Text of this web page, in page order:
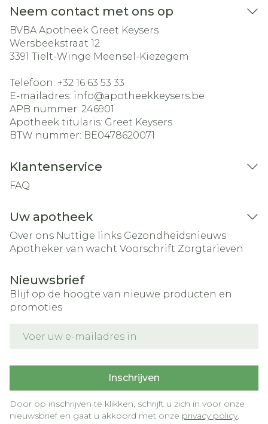
Neem contact met ons op
BVBA Apotheek Greet Keysers
Wersbeekstraat 12
3391 Tielt-Winge Meensel-Kiezegem
Telefoon: +32 16 63 53 33
E-mailadres: info@apotheekkeysers.be
APB nummer: 246901
Apotheek titularis: Greet Keysers
BTW nummer: BE0478620071
Klantenservice
FAQ
Uw apotheek
Over ons Nuttige links Gezondheidsnieuws
Apotheker van wacht Voorschrift Zorgtarieven
Nieuwsbrief
Blijf op de hoogte van nieuwe producten en
promoties
Inschrijven
Door op inschrijven te klikken, schrijft u zich in voor onze
nieuwsbrief en gaat u akkoord met onze privacy policy.